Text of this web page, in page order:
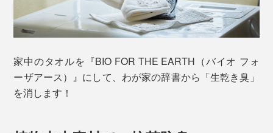
家中のタオルを『BIO FOR THE EARTH（バイオ フォ
ーザアース）』にして、わが家の辞書から「生乾き臭」
を消します！